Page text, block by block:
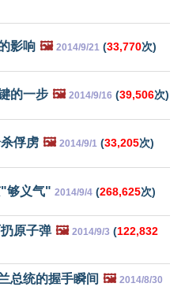
影响 🖼️ 2014/9/21 (33,770次)
的一步 🖼️ 2014/9/16 (39,506次)
俘虏 🖼️ 2014/9/1 (33,205次)
"够义气" 2014/9/4 (268,625次)
原子弹 🖼️ 2014/9/3 (122,832
总统的握手瞬间 🖼️ 2014/8/30